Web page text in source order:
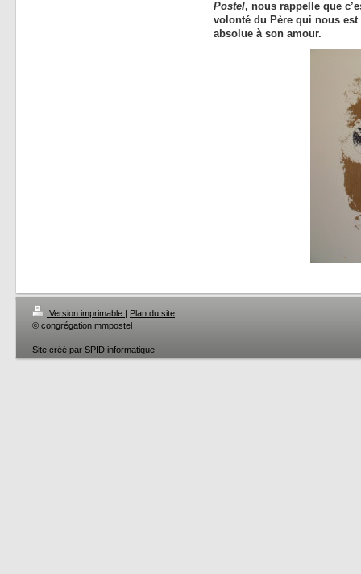
Postel, nous rappelle que
volonté du Père qui nous
absolue à son amour.
Version imprimable | Plan du site
© congrégation mmpostel
Site créé par SPID informatique